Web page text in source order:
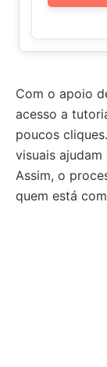
Com o apoio
acesso a
poucos
visuais
Assim, o
quem está